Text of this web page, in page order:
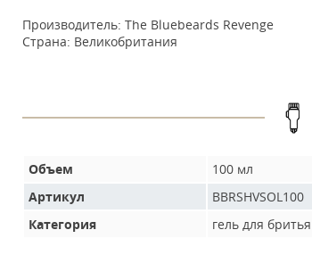
Производитель: The Bluebeards Revenge
Страна: Великобритания
Объем
100 мл
Артикул
BBRSHVSOL100
Категория
гель для бритья